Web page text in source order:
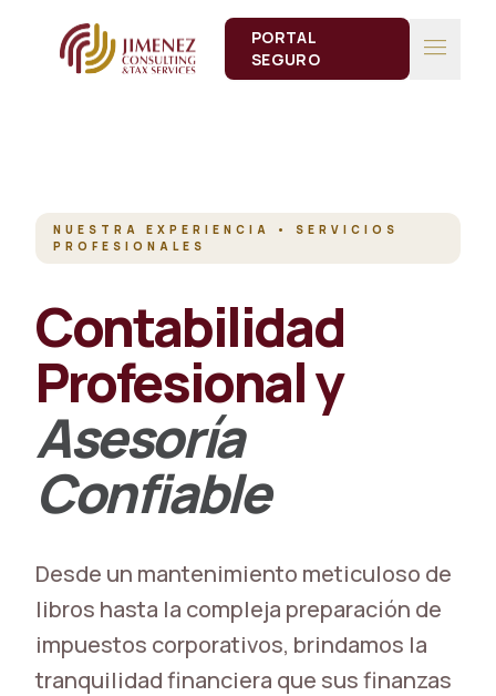
PORTAL
SEGURO
menu
NUESTRA EXPERIENCIA • SERVICIOS
PROFESIONALES
Contabilidad
Profesional y
Asesoría
Confiable
Desde un mantenimiento meticuloso de
libros hasta la compleja preparación de
impuestos corporativos, brindamos la
tranquilidad financiera que sus finanzas